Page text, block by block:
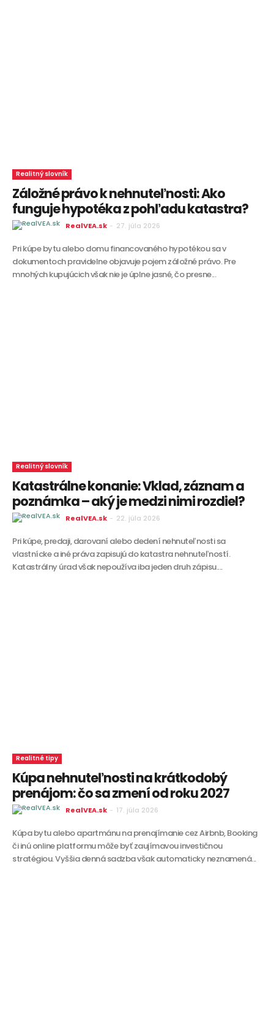
Realitný slovník
Záložné právo k nehnuteľnosti: Ako
funguje hypotéka z pohľadu katastra?
RealVEA.sk - 27. júla 2026
Pri kúpe bytu alebo domu financovaného hypotékou sa v
dokumentoch pravidelne objavuje pojem záložné právo. Pre
mnohých kupujúcich však nie je úplne jasné, čo presne...
Realitný slovník
Katastrálne konanie: Vklad, záznam a
poznámka – aký je medzi nimi rozdiel?
RealVEA.sk - 22. júla 2026
Pri kúpe, predaji, darovaní alebo dedení nehnuteľnosti sa
vlastnícke a iné práva zapisujú do katastra nehnuteľností.
Katastrálny úrad však nepoužíva iba jeden druh zápisu....
Realitné tipy
Kúpa nehnuteľnosti na krátkodobý
prenájom: čo sa zmení od roku 2027
RealVEA.sk - 17. júla 2026
Kúpa bytu alebo apartmánu na prenajímanie cez Airbnb, Booking
či inú online platformu môže byť zaujímavou investičnou
stratégiou. Vyššia denná sadzba však automaticky neznamená...